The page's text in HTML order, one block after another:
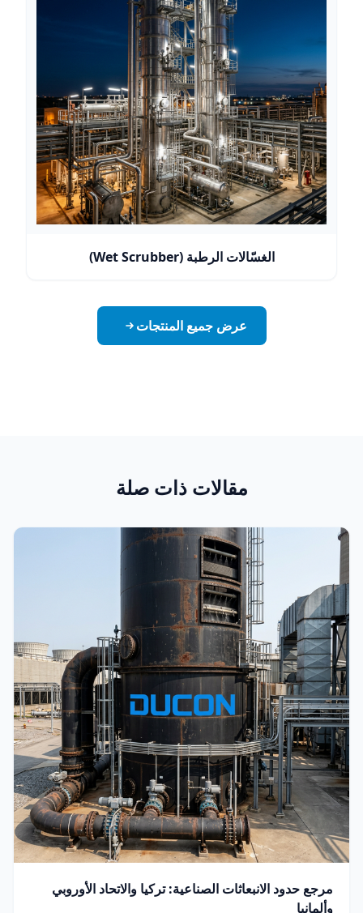
الغسّالات الرطبة (Wet Scrubber)
عرض جميع المنتجات
مقالات ذات صلة
مرجع حدود الانبعاثات الصناعية: تركيا والاتحاد الأوروبي
وألمانيا